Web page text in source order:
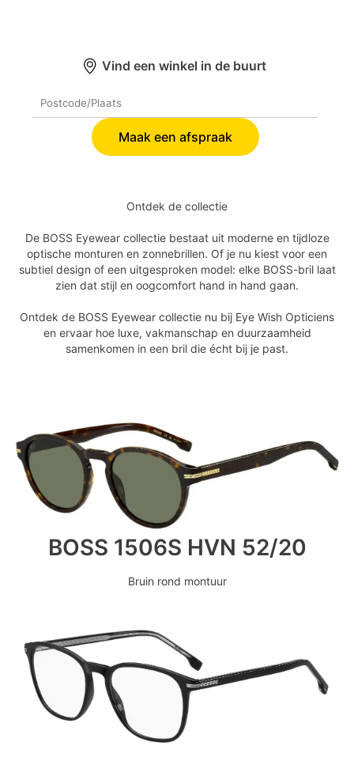
Vind een winkel in de buurt
Maak een afspraak
Ontdek de collectie
De BOSS Eyewear collectie bestaat uit moderne en tijdloze
optische monturen en zonnebrillen. Of je nu kiest voor een
subtiel design of een uitgesproken model: elke BOSS-bril laat
zien dat stijl en oogcomfort hand in hand gaan.
Ontdek de BOSS Eyewear collectie nu bij Eye Wish Opticiens
en ervaar hoe luxe, vakmanschap en duurzaamheid
samenkomen in een bril die écht bij je past.
BOSS 1506S HVN 52/20
Bruin rond montuur